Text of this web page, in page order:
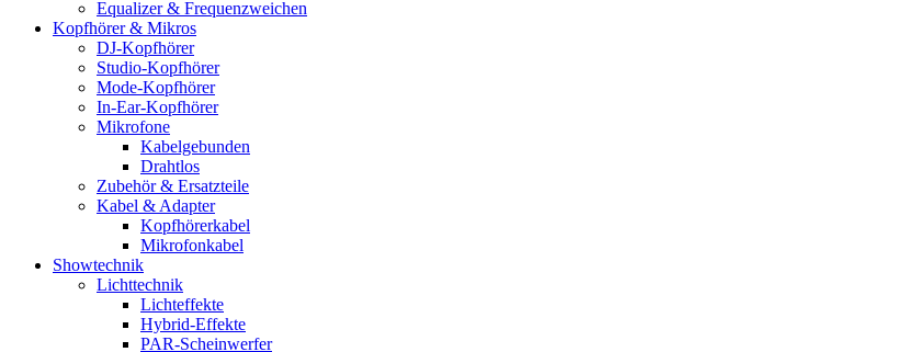
Equalizer & Frequenzweichen
Kopfhörer & Mikros
DJ-Kopfhörer
Studio-Kopfhörer
Mode-Kopfhörer
In-Ear-Kopfhörer
Mikrofone
Kabelgebunden
Drahtlos
Zubehör & Ersatzteile
Kabel & Adapter
Kopfhörerkabel
Mikrofonkabel
Showtechnik
Lichttechnik
Lichteffekte
Hybrid-Effekte
PAR-Scheinwerfer